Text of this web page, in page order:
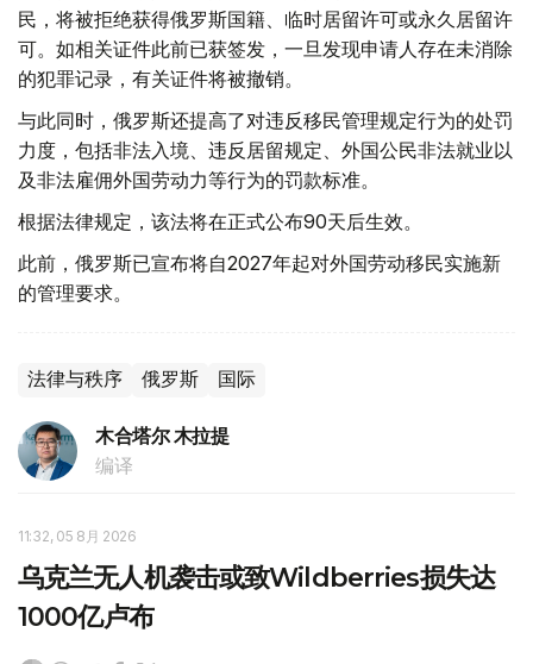
民，将被拒绝获得俄罗斯国籍、临时居留许可或永久居留许
可。如相关证件此前已获签发，一旦发现申请人存在未消除
的犯罪记录，有关证件将被撤销。
与此同时，俄罗斯还提高了对违反移民管理规定行为的处罚
力度，包括非法入境、违反居留规定、外国公民非法就业以
及非法雇佣外国劳动力等行为的罚款标准。
根据法律规定，该法将在正式公布90天后生效。
此前，俄罗斯已宣布将自2027年起对外国劳动移民实施新
的管理要求。
法律与秩序 俄罗斯 国际
木合塔尔 木拉提
编译
11:32, 05 8月 2026
乌克兰无人机袭击或致Wildberries损失达
1000亿卢布